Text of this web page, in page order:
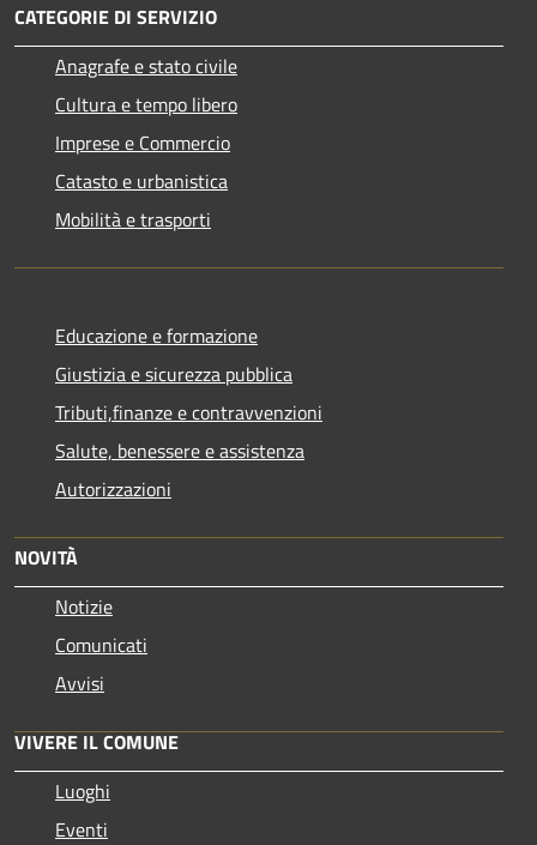
CATEGORIE DI SERVIZIO
Anagrafe e stato civile
Cultura e tempo libero
Imprese e Commercio
Catasto e urbanistica
Mobilità e trasporti
Educazione e formazione
Giustizia e sicurezza pubblica
Tributi,finanze e contravvenzioni
Salute, benessere e assistenza
Autorizzazioni
NOVITÀ
Notizie
Comunicati
Avvisi
VIVERE IL COMUNE
Luoghi
Eventi